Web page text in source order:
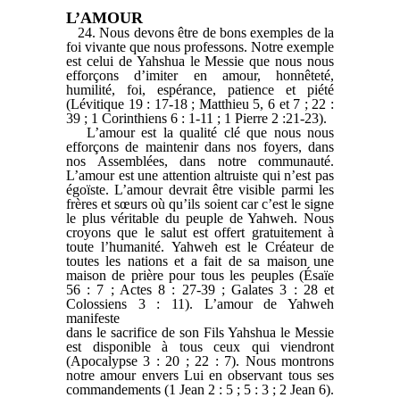
L’AMOUR
24. Nous devons être de bons exemples de la
foi vivante que nous professons. Notre exemple
est celui de Yahshua le Messie que nous nous
efforçons d’imiter en amour, honnêteté,
humilité, foi, espérance, patience et piété
(Lévitique 19 : 17-18 ; Matthieu 5, 6 et 7 ; 22 :
39 ; 1 Corinthiens 6 : 1-11 ; 1 Pierre 2 :21-23).
L’amour est la qualité clé que nous nous
efforçons de maintenir dans nos foyers, dans
nos Assemblées, dans notre communauté.
L’amour est une attention altruiste qui n’est pas
égoïste. L’amour devrait être visible parmi les
frères et sœurs où qu’ils soient car c’est le signe
le plus véritable du peuple de Yahweh. Nous
croyons que le salut est offert gratuitement à
toute l’humanité. Yahweh est le Créateur de
toutes les nations et a fait de sa maison une
maison de prière pour tous les peuples (Ésaïe
56 : 7 ; Actes 8 : 27-39 ; Galates 3 : 28 et
Colossiens 3 : 11). L’amour de Yahweh
manifeste
dans le sacrifice de son Fils Yahshua le Messie
est disponible à tous ceux qui viendront
(Apocalypse 3 : 20 ; 22 : 7). Nous montrons
notre amour envers Lui en observant tous ses
commandements (1 Jean 2 : 5 ; 5 : 3 ; 2 Jean 6).